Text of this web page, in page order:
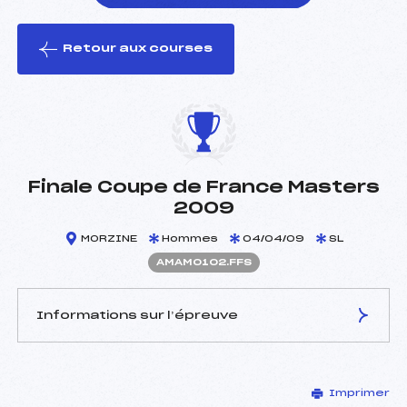
le ski
Retour aux courses
Finale Coupe de France Masters
2009
MORZINE Hommes 04/04/09 SL
AMAM0102.FFS
Informations sur l’épreuve
FERREIRA CLAUDINE (MB)
Imprimer